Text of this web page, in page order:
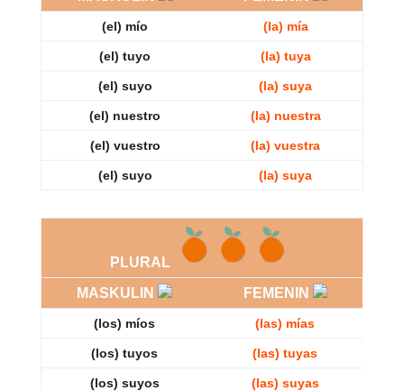
(el) mío (la) mía
(el) tuyo (la) tuya
(el) suyo (la) suya
(el) nuestro (la) nuestra
(el) vuestro (la) vuestra
(el) suyo (la) suya
PLURAL
MASKULIN
FEMENIN
(los) míos (las) mías
(los) tuyos (las) tuyas
(los) suyos (las) suyas